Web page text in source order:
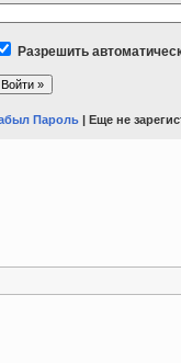
Разрешить
Пароль| Еще не